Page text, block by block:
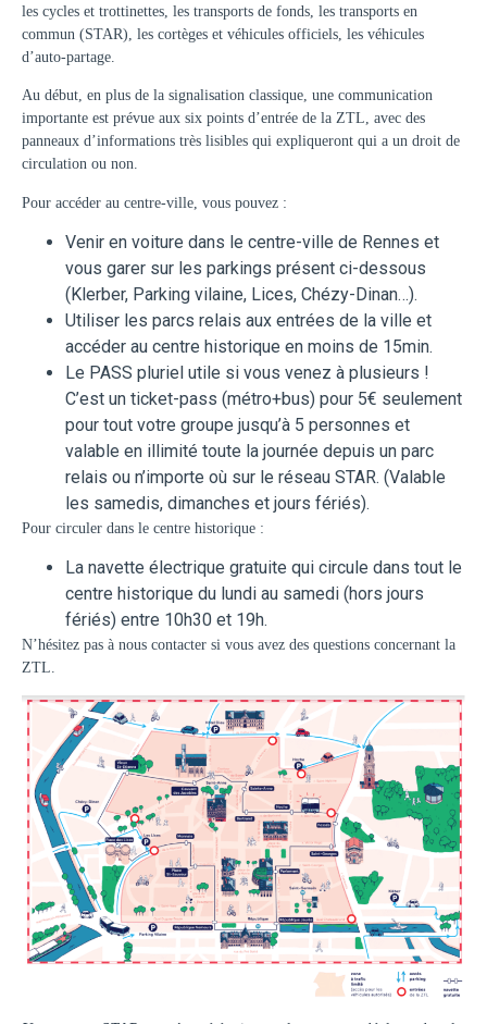
les cycles et trottinettes, les transports de fonds, les transports en
commun (STAR), les cortèges et véhicules officiels, les véhicules
d’auto-partage.
Au début, en plus de la signalisation classique, une communication
importante est prévue aux six points d’entrée de la ZTL, avec des
panneaux d’informations très lisibles qui expliqueront qui a un droit de
circulation ou non.
Pour accéder au centre-ville, vous pouvez :
Venir en voiture dans le centre-ville de Rennes et
vous garer sur les parkings présent ci-dessous
(Klerber, Parking vilaine, Lices, Chézy-Dinan…).
Utiliser les parcs relais aux entrées de la ville et
accéder au centre historique en moins de 15min.
Le PASS pluriel utile si vous venez à plusieurs !
C’est un ticket-pass (métro+bus) pour 5€ seulement
pour tout votre groupe jusqu’à 5 personnes et
valable en illimité toute la journée depuis un parc
relais ou n’importe où sur le réseau STAR. (Valable
les samedis, dimanches et jours fériés).
Pour circuler dans le centre historique :
La navette électrique gratuite qui circule dans tout le
centre historique du lundi au samedi (hors jours
fériés) entre 10h30 et 19h.
N’hésitez pas à nous contacter si vous avez des questions concernant la
ZTL.